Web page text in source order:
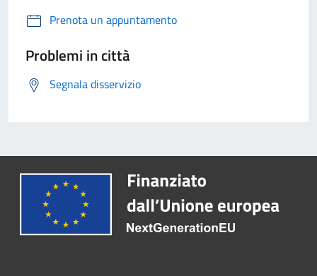
Prenota un appuntamento
Problemi in città
Segnala disservizio